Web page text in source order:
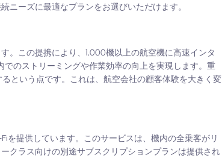
ニーズに最適なプランをお選びいただけます。
。この提携により、1,000機以上の航空機に高速インタ
のストリーミングや作業効率の向上を実現します。重
という点です。これは、航空会社の顧客体験を大きく変
を提供しています。このサービスは、機内の全乗客がリ
クラス向けの別途サブスクリプションプランは提供され